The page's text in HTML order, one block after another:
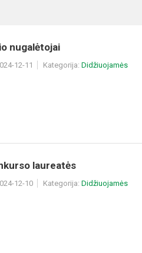
nugalėtojai
12-11 Kategorija: Didžiuojamės
laureatės
12-10 Kategorija: Didžiuojamės